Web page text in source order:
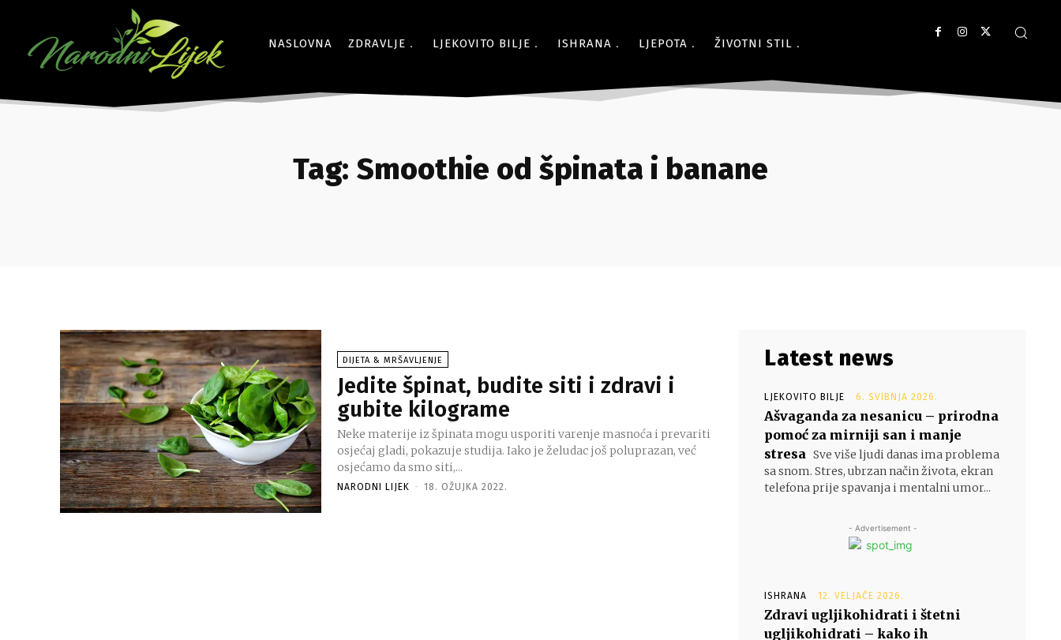
NASLOVNA ZDRAVLJE LJEKOVITO BILJE ISHRANA LJEPOTA ŽIVOTNI STIL
Tag: Smoothie od špinata i banane
DIJETA & MRŠAVLJENJE
Jedite špinat, budite siti i zdravi i
gubite kilograme
Neke materije iz špinata mogu usporiti varenje masnoća i prevariti
osjećaj gladi, pokazuje studija. Iako je želudac još poluprazan, već
osjećamo da smo siti,...
NARODNI LIJEK - 18. OŽUJKA 2022.
Latest news
LJEKOVITO BILJE 6. SVIBNJA 2026.
Ašvaganda za nesanicu – prirodna
pomoć za mirniji san i manje
stresa Sve više ljudi danas ima problema
sa snom. Stres, ubrzan način života, ekran
telefona prije spavanja i mentalni umor...
- Advertisement -
ISHRANA 12. VELJAČE 2026.
Zdravi ugljikohidrati i štetni
ugljikohidrati – kako ih